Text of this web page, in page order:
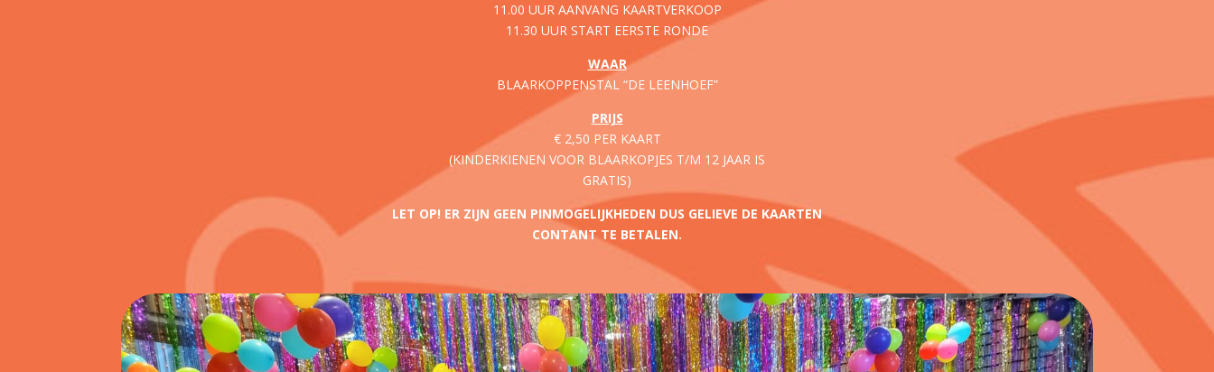
11.00 UUR AANVANG KAARTVERKOOP
11.30 UUR START EERSTE RONDE
WAAR
BLAARKOPPENSTAL “DE LEENHOEF”
PRIJS
€ 2,50 PER KAART
(KINDERKIENEN VOOR BLAARKOPJES T/M 12 JAAR IS
GRATIS)
LET OP! ER ZIJN GEEN PINMOGELIJKHEDEN DUS GELIEVE DE KAARTEN
CONTANT TE BETALEN.